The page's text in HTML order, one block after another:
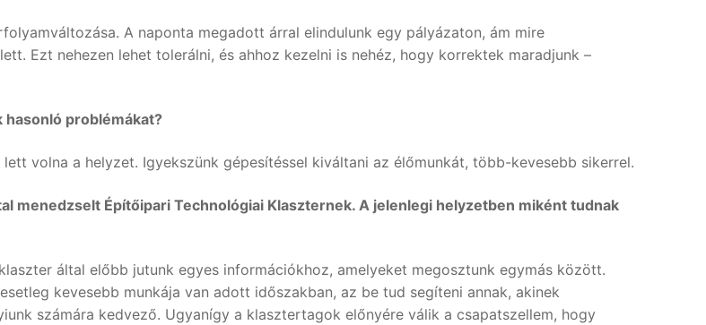
A naponta megadott árral elindulunk egy pályázaton, ám mire
Ezt nehezen lehet tolerálni, és ahhoz kezelni is nehéz, hogy korrektek maradjunk –
hasonló problémákat?
volna a helyzet. Igyekszünk gépesítéssel kiváltani az élőmunkát, több-kevesebb sikerrel.
menedzselt Építőipari Technológiai Klaszternek. A jelenlegi helyzetben miként tudnak
által előbb jutunk egyes információkhoz, amelyeket megosztunk egymás között.
kevesebb munkája van adott időszakban, az be tud segíteni annak, akinek
számára kedvező. Ugyanígy a klasztertagok előnyére válik a csapatszellem, hogy